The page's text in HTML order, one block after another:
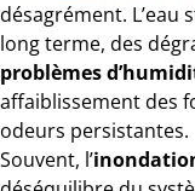
désagrément. L’eau
long terme, des
problèmes
affaiblissement des
odeurs persistantes.
Souvent, l’